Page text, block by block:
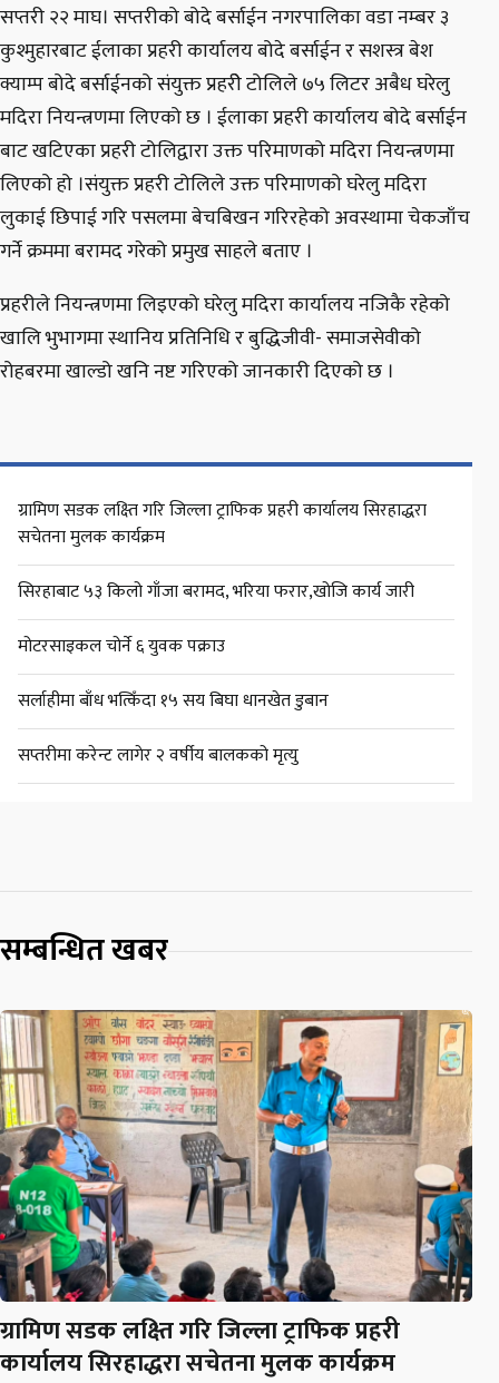
सप्तरी २२ माघ। सप्तरीको बोदे बर्साईन नगरपालिका वडा नम्बर ३
कुश्मुहारबाट ईलाका प्रहरी कार्यालय बोदे बर्साईन र सशस्त्र बेश
क्याम्प बोदे बर्साईनको संयुक्त प्रहरीे टोलिले ७५ लिटर अबैध घरेलु
मदिरा नियन्त्रणमा लिएको छ । ईलाका प्रहरी कार्यालय बोदे बर्साईन
बाट खटिएका प्रहरी टोलिद्वारा उक्त परिमाणको मदिरा नियन्त्रणमा
लिएको हो ।संयुक्त प्रहरी टोलिले उक्त परिमाणको घरेलु मदिरा
लुकाई छिपाई गरि पसलमा बेचबिखन गरिरहेको अवस्थामा चेकजाँच
गर्ने क्रममा बरामद गरेको प्रमुख साहले बताए ।
प्रहरीले नियन्त्रणमा लिइएको घरेलु मदिरा कार्यालय नजिकै रहेको
खालि भुभागमा स्थानिय प्रतिनिधि र बुद्धिजीवी- समाजसेवीको
रोहबरमा खाल्डो खनि नष्ट गरिएको जानकारी दिएको छ ।
ग्रामिण सडक लक्ष्ति गरि जिल्ला ट्राफिक प्रहरी कार्यालय सिरहाद्धरा
सचेतना मुलक कार्यक्रम
सिरहाबाट ५३ किलो गाँजा बरामद, भरिया फरार,खोजि कार्य जारी
मोटरसाइकल चोर्ने ६ युवक पक्राउ
सर्लाहीमा बाँध भत्किँदा १५ सय बिघा धानखेत डुबान
सप्तरीमा करेन्ट लागेर २ वर्षीय बालकको मृत्यु
सम्बन्धित खबर
ग्रामिण सडक लक्ष्ति गरि जिल्ला ट्राफिक प्रहरी
कार्यालय सिरहाद्धरा सचेतना मुलक कार्यक्रम